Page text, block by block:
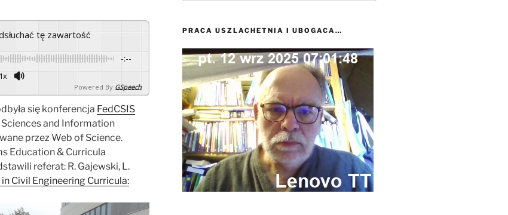
tę zawartość
-:--
1x
Powered By GSpeech
się konferencja FedCSIS
and Information
przez Web of Science.
Education & Curricula
referat: R. Gajewski, L.
in Civil Engineering Curricula:
PRACA USZLACHETNIA I UBOGACA…